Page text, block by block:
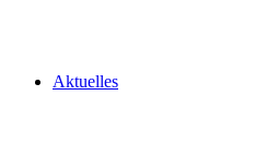
Aktuelles